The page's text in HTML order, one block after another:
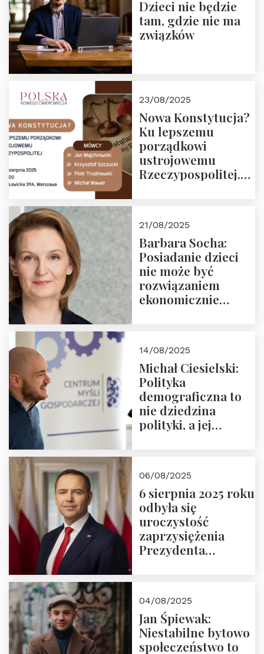
Dzieci nie będzie
tam, gdzie nie ma
związków
23/08/2025
Nowa Konstytucja?
Ku lepszemu
porządkowi
ustrojowemu
Rzeczypospolitej.
Nowego
Ćwierćwiecza”
21/08/2025
Barbara Socha:
Posiadanie dzieci
nie może być
rozwiązaniem
ekonomicznie
14/08/2025
Michał Ciesielski:
Polityka
demograficzna to
nie dziedzina
polityki, a jej
06/08/2025
6 sierpnia 2025 roku
odbyła się
uroczystość
zaprzysiężenia
Prezydenta
Nawrockiego
04/08/2025
Jan Śpiewak:
Niestabilne bytowo
społeczeństwo to